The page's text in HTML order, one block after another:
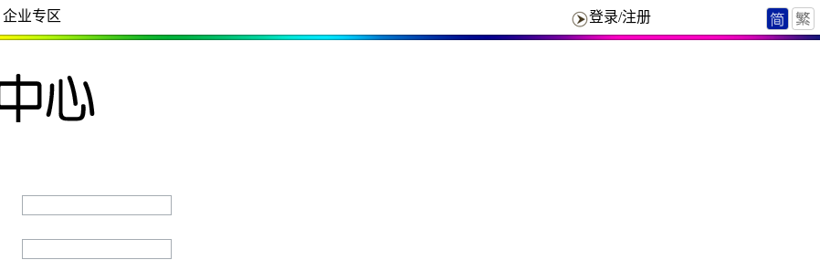
企业专区 登录/注册